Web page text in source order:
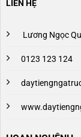
LIÊN HỆ
Lương Ngọc
0123 123 124